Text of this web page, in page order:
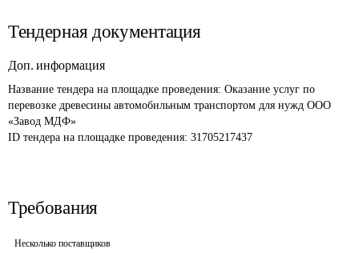
Тендерная документация
Доп. информация
Название тендера на площадке проведения: Оказание услуг по
перевозке древесины автомобильным транспортом для нужд ООО
«Завод МДФ»
ID тендера на площадке проведения: 31705217437
Требования
Несколько поставщиков